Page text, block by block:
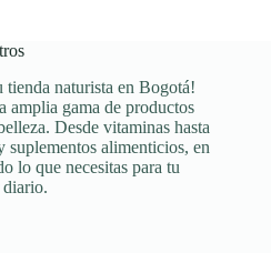
Las
se
pueden
elegir
en
la
página
naturista en Bogotá!
amplia gama de productos
Desde vitaminas hasta
suplementos alimenticios, en
lo que necesitas para tu
diario.